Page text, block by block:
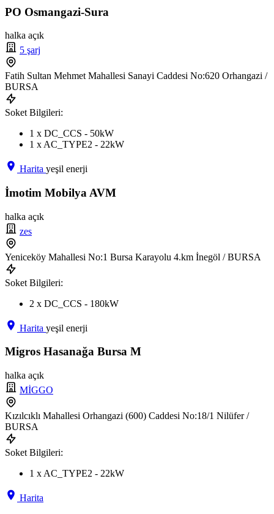
PO Osmangazi-Sura
halka açık
5 şarj
Fatih Sultan Mehmet Mahallesi Sanayi Caddesi No:620 Orhangazi /
BURSA
Soket Bilgileri:
1 x DC_CCS - 50kW
1 x AC_TYPE2 - 22kW
Harita yeşil enerji
İmotim Mobilya AVM
halka açık
zes
Yeniceköy Mahallesi No:1 Bursa Karayolu 4.km İnegöl / BURSA
Soket Bilgileri:
2 x DC_CCS - 180kW
Harita yeşil enerji
Migros Hasanağa Bursa M
halka açık
MİGGO
Kızılcıklı Mahallesi Orhangazi (600) Caddesi No:18/1 Nilüfer /
BURSA
Soket Bilgileri:
1 x AC_TYPE2 - 22kW
Harita